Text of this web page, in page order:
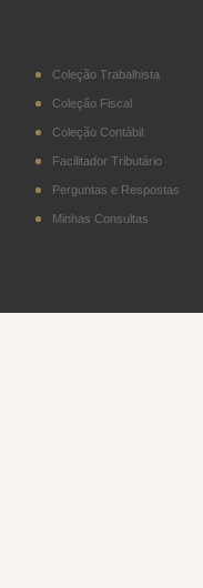
Coleção Trabalhista
Coleção Fiscal
Coleção Contábil
Facilitador Tributário
Perguntas e Respostas
Minhas Consultas